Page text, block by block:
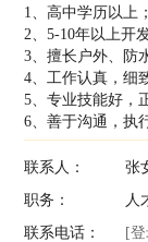
1、高中学历以上；
2、5-10年以上开
3、擅长户外、防
4、工作认真，细
5、专业技能好，
6、善于沟通，执
联系人：
张
职务：
人
联系电话：
[